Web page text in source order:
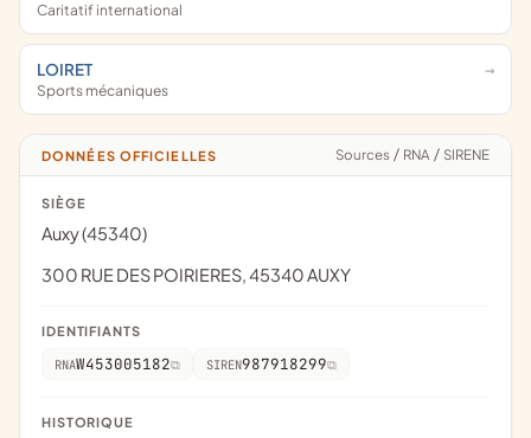
Caritatif international
LOIRET
Sports mécaniques
DONNÉES OFFICIELLES Sources / RNA / SIRENE
SIÈGE
Auxy (45340)
300 RUE DES POIRIERES, 45340 AUXY
IDENTIFIANTS
RNAW453005182 SIREN987918299
HISTORIQUE